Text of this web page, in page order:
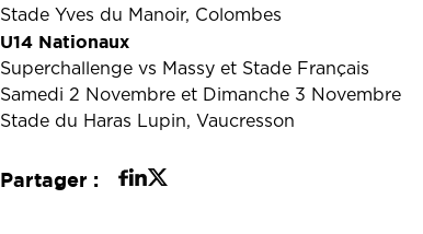
Stade Yves du Manoir, Colombes
U14 Nationaux
Superchallenge vs Massy et Stade Français
Samedi 2 Novembre et Dimanche 3 Novembre
Stade du Haras Lupin, Vaucresson
Partager :